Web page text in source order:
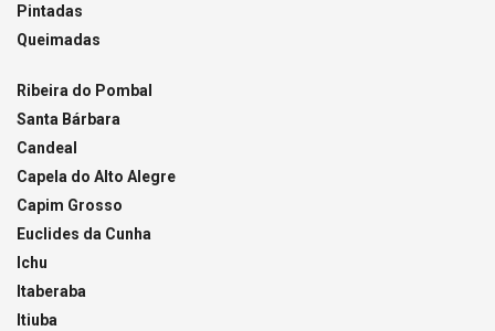
Pintadas
Queimadas
Ribeira do Pombal
Santa Bárbara
Candeal
Capela do Alto Alegre
Capim Grosso
Euclides da Cunha
Ichu
Itaberaba
Itiuba